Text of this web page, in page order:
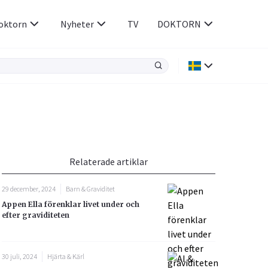
Rökavvänjning
Rörelseapparaten
Sex & Samliv
Sömn & Stress
Nyheter TV DOKTORN
Relaterade artiklar
29 december, 2024
Barn & Graviditet
Appen Ella förenklar livet under och
efter graviditeten
30 juli, 2024
Hjärta & Kärl